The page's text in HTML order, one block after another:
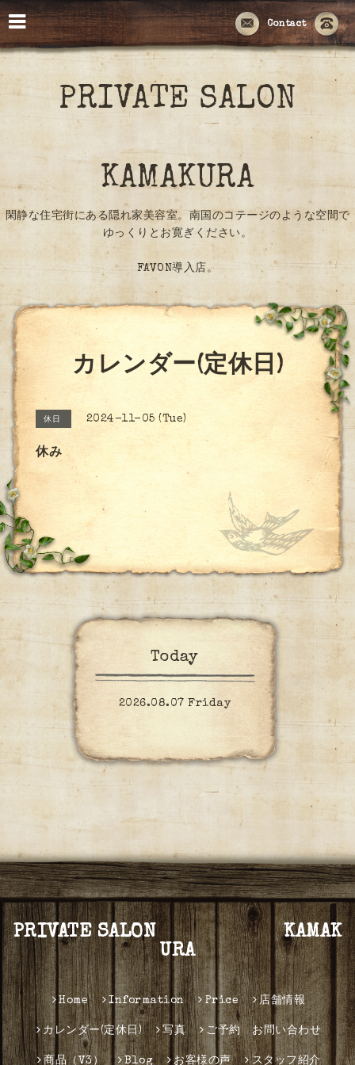
Contact
PRIVATE SALON
KAMAKURA
閑静な住宅街にある隠れ家美容室。南国のコテージのような空間で
ゆっくりとお寛ぎください。
FAVON導入店。
カレンダー(定休日)
休日 2024-11-05 (Tue)
休み
Today
2026.08.07 Friday
PRIVATE SALON KAMAK
URA
Home Information Price 店舗情報
カレンダー(定休日) 写真 ご予約 お問い合わせ
商品（V3） Blog お客様の声 スタッフ紹介